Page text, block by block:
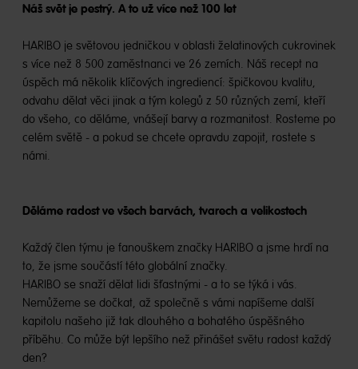
Náš svět je pestrý. A to už více než 100 let
HARIBO je světovou jedničkou v oblasti želatinových cukrovinek
s více než 8 500 zaměstnanci ve 26 zemích. Náš recept na
úspěch má několik klíčových ingrediencí: špičkovou kvalitu,
odvahu dělat věci jinak a tým kolegů z 50 různých zemí, kteří
do všeho, co děláme, vnášejí barvy a rozmanitost. Rosteme po
celém světě - a pokud se chcete opravdu zapojit, rostete s
námi.
Děláme radost ve všech barvách, tvarech a velikostech
Každý člen týmu je fanouškem značky HARIBO a jsme hrdí na
to, že jsme součástí této globální značky.
HARIBO se snaží dělat lidi šťastnými - a to se týká i vás.
Nemůžeme se dočkat, až společně s vámi napíšeme další
kapitolu našeho již tak dlouhého a bohatého úspěšného
příběhu. Co může být lepšího než přinášet světu radost každý
den?